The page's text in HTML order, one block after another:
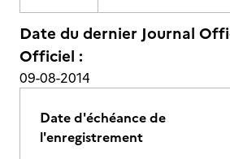
Date du dernier Journal
Officiel :
09-08-2014
Date d'échéance de
l'enregistrement